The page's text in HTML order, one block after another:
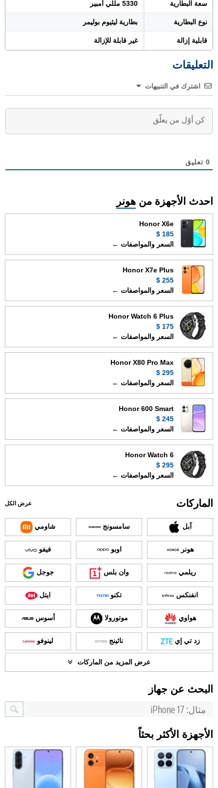
سعة البطارية 5330 مللي أمبير
نوع البطارية بطارية ليثيوم بوليمر
قابلية إزالة غير قابلة للإزالة
التعليقات
اشترك في التنبيهات
0 تعليق
احدث الأجهزة من هونر
Honor X6e
185 $
السعر والمواصفات ←
Honor X7e Plus
255 $
السعر والمواصفات ←
Honor Watch 6 Plus
175 $
السعر والمواصفات ←
Honor X80 Pro Max
295 $
السعر والمواصفات ←
Honor 600 Smart
245 $
السعر والمواصفات ←
Honor Watch 6
295 $
السعر والمواصفات ←
الماركات عرض الكل
آبل سامسونج شاومي
هونر اوبو فيفو
ريلمي وان بلس جوجل
انفنكس تكنو ايتل
هواوي موتورولا أسوس
زد تي إي ناثينج لينوفو
عرض المزيد من الماركات
البحث عن جهاز
الأجهزة الأكثر بحثاً